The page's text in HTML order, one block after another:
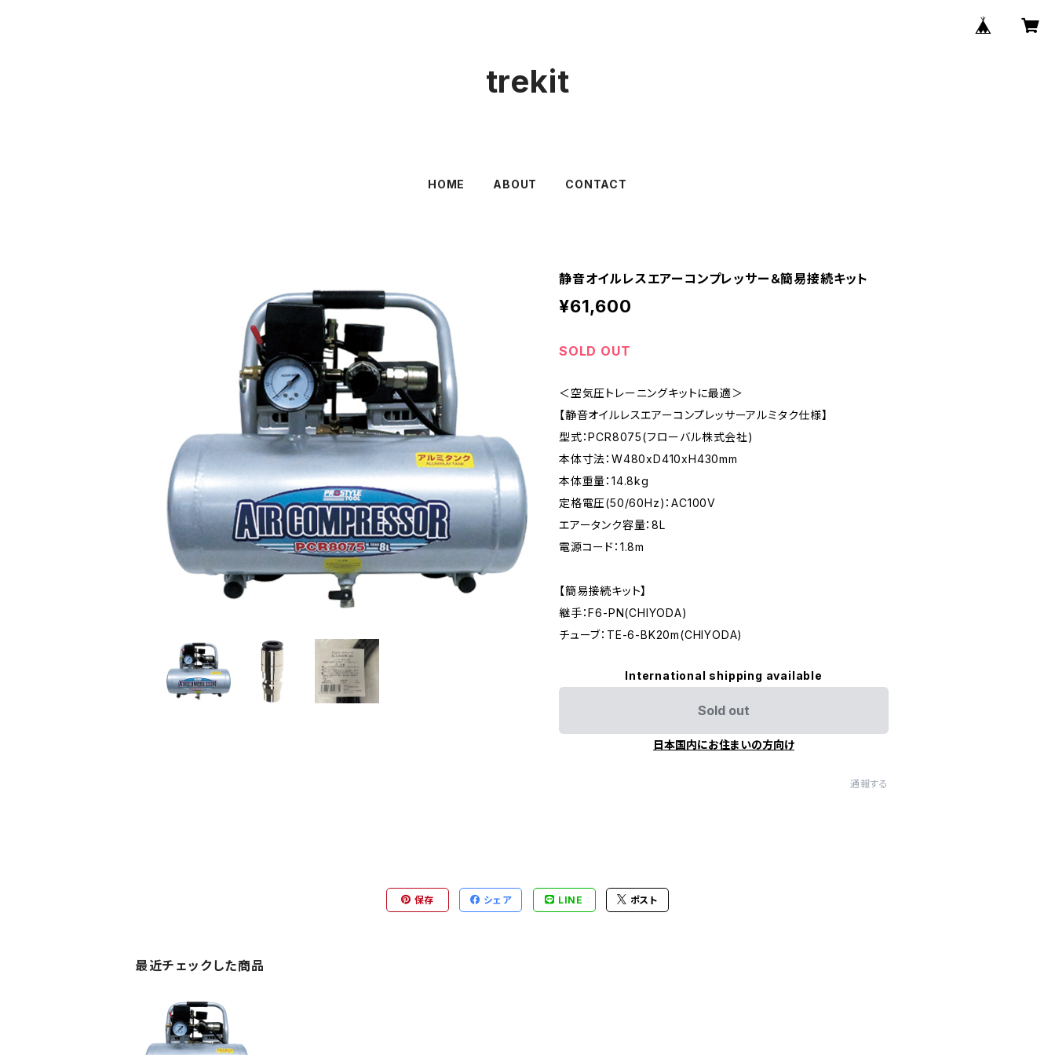
trekit
HOME ABOUT CONTACT
静音オイルレスエアーコンプレッサー＆簡易接続キット
¥61,600
SOLD OUT
＜空気圧トレーニングキットに最適＞
【静音オイルレスエアーコンプレッサーアルミタク仕様】
型式：PCR8075(フローバル株式会社)
本体寸法：W480xD410xH430mm
本体重量：14.8kg
定格電圧(50/60Hz)：AC100V
エアータンク容量：8L
電源コード：1.8m
【簡易接続キット】
継手：F6-PN(CHIYODA)
チューブ：TE-6-BK20m(CHIYODA)
International shipping available
Sold out
日本国内にお住まいの方向け
通報する
保存 シェア LINE ポスト
最近チェックした商品